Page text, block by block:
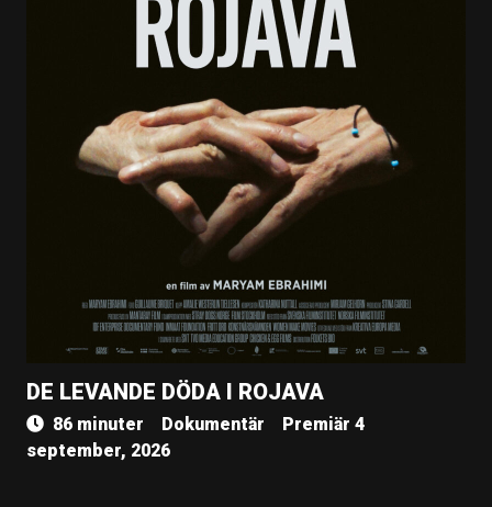
DE LEVANDE DÖDA I ROJAVA
86 minuter Dokumentär
Premiär 4
september, 2026